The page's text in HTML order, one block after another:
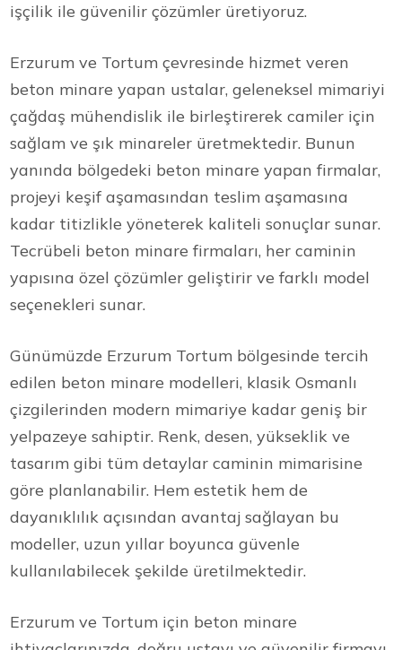
işçilik ile güvenilir çözümler üretiyoruz.
Erzurum ve Tortum çevresinde hizmet veren
beton minare yapan ustalar, geleneksel mimariyi
çağdaş mühendislik ile birleştirerek camiler için
sağlam ve şık minareler üretmektedir. Bunun
yanında bölgedeki beton minare yapan firmalar,
projeyi keşif aşamasından teslim aşamasına
kadar titizlikle yöneterek kaliteli sonuçlar sunar.
Tecrübeli beton minare firmaları, her caminin
yapısına özel çözümler geliştirir ve farklı model
seçenekleri sunar.
Günümüzde Erzurum Tortum bölgesinde tercih
edilen beton minare modelleri, klasik Osmanlı
çizgilerinden modern mimariye kadar geniş bir
yelpazeye sahiptir. Renk, desen, yükseklik ve
tasarım gibi tüm detaylar caminin mimarisine
göre planlanabilir. Hem estetik hem de
dayanıklılık açısından avantaj sağlayan bu
modeller, uzun yıllar boyunca güvenle
kullanılabilecek şekilde üretilmektedir.
Erzurum ve Tortum için beton minare